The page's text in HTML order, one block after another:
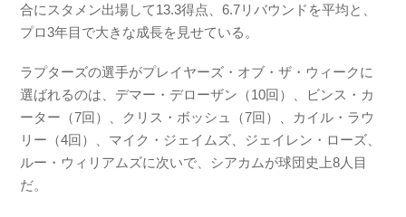
合にスタメン出場して13.3得点、6.7リバウンドを平均と、
プロ3年目で大きな成長を見せている。
ラプターズの選手がプレイヤーズ・オブ・ザ・ウィークに
選ばれるのは、デマー・デローザン（10回）、ビンス・カ
ーター（7回）、クリス・ボッシュ（7回）、カイル・ラウ
リー（4回）、マイク・ジェイムズ、ジェイレン・ローズ、
ルー・ウィリアムズに次いで、シアカムが球団史上8人目
だ。